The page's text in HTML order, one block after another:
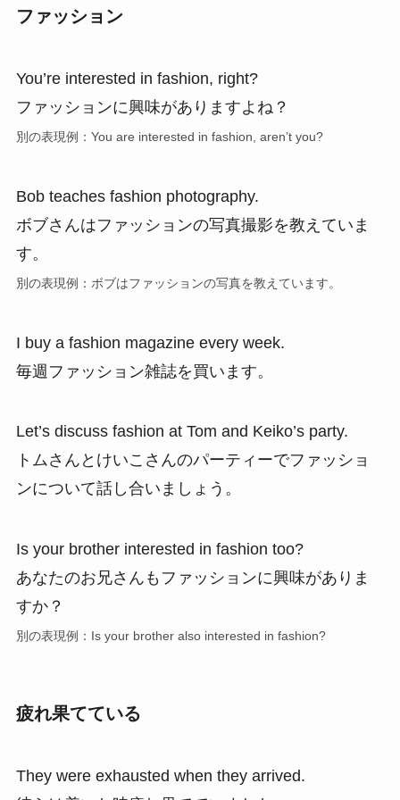
ファッション
You’re interested in fashion, right?
ファッションに興味がありますよね？
別の表現例：You are interested in fashion, aren’t you?
Bob teaches fashion photography.
ボブさんはファッションの写真撮影を教えていま
す。
別の表現例：ボブはファッションの写真を教えています。
I buy a fashion magazine every week.
毎週ファッション雑誌を買います。
Let’s discuss fashion at Tom and Keiko’s party.
トムさんとけいこさんのパーティーでファッショ
ンについて話し合いましょう。
Is your brother interested in fashion too?
あなたのお兄さんもファッションに興味がありま
すか？
別の表現例：Is your brother also interested in fashion?
疲れ果てている
They were exhausted when they arrived.